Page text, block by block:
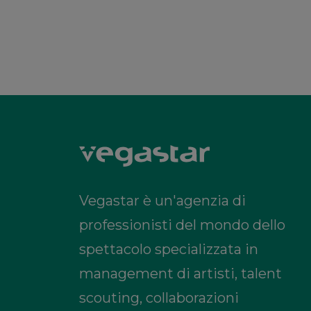
Vegastar è un'agenzia di
professionisti del mondo dello
spettacolo specializzata in
management di artisti, talent
scouting, collaborazioni